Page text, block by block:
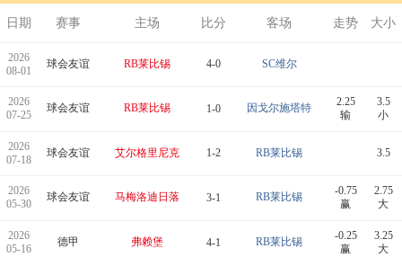
日期 赛事 主场 比分 客场 走势 大小
2026
08-01
球会友谊 RB莱比锡 4-0 SC维尔
2026
07-25
球会友谊 RB莱比锡 1-0 因戈尔施塔特
2.25
输
3.5
小
2026
07-18
球会友谊 艾尔格里尼克 1-2 RB莱比锡 3.5
2026
05-30
球会友谊 马梅洛迪日落 3-1 RB莱比锡
-0.75
赢
2.75
大
2026
05-16
德甲 弗赖堡 4-1 RB莱比锡
-0.25
赢
3.25
大